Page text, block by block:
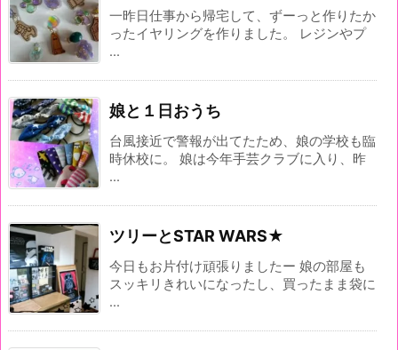
一昨日仕事から帰宅して、ずーっと作りたか
ったイヤリングを作りました。 レジンやプ
...
娘と１日おうち
台風接近で警報が出てたため、娘の学校も臨
時休校に。 娘は今年手芸クラブに入り、昨
...
ツリーとSTAR WARS★
今日もお片付け頑張りましたー 娘の部屋も
スッキリきれいになったし、買ったまま袋に
...